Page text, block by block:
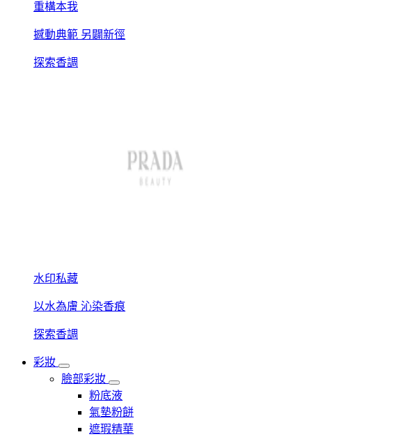
重構本我
撼動典範 另闢新徑
探索香調
水印私藏
以水為膚 沁染香痕
探索香調
彩妝
臉部彩妝
粉底液
氣墊粉餅
遮瑕精華